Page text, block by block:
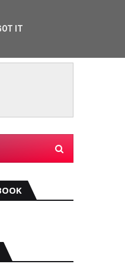
ΑΓ ΔΗΜΗΤΡΙΟΣ
IT